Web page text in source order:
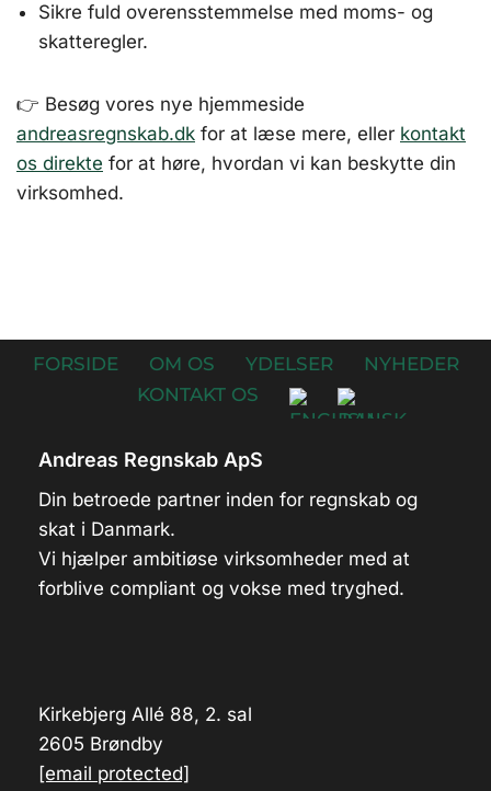
Sikre fuld overensstemmelse med moms- og
skatteregler.
👉 Besøg vores nye hjemmeside
andreasregnskab.dk for at læse mere, eller kontakt
os direkte for at høre, hvordan vi kan beskytte din
virksomhed.
FORSIDE OM OS YDELSER
NYHEDER
KONTAKT OS
Andreas Regnskab ApS
Din betroede partner inden for regnskab og
skat i Danmark.
Vi hjælper ambitiøse virksomheder med at
forblive compliant og vokse med tryghed.
Kirkebjerg Allé 88, 2. sal
2605 Brøndby
[email protected]